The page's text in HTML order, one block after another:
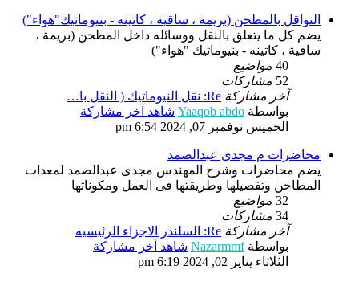
النواقل بالمطحن (بريمة ، ساقية ، كاتينه - بنيوماتيك"هواء")
يضم كل ما يتعلق بالنقل ووسائله داخل المطحن (بريمة ،
ساقية ، كاتينه - بنيوماتيك "هواء")
40 مواضيع
52 مشاركات
آخر مشاركة Re: نقل النيوماتيك ( النقل با…
بواسطة Yaaqob abdo شاهد آخر مشاركة
الخميس نوفمبر 07, 2024 6:54 pm
محاضرات م مجدى عبدالصمد
يضم محاضرات وشرح المهندس مجدى عبدالصمد لمعدات
المطاحن وتفصيلها وطريقتها فى العمل ومكوناتها
32 مواضيع
34 مشاركات
آخر مشاركة Re: السلندر الاجزاء الرئيسيه
بواسطةNazarmmf شاهد آخر مشاركة
الثلاثاء يناير 02, 2024 6:19 pm